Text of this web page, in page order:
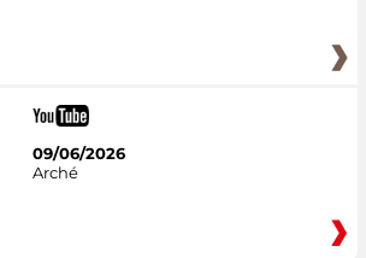
09/06/2026
Arché